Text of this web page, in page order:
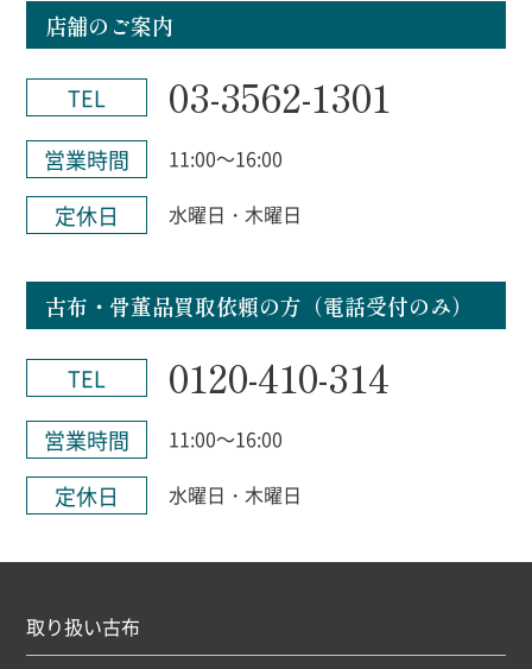
店舗のご案内
TEL 03-3562-1301
営業時間 11:00～16:00
定休日 水曜日・木曜日
古布・骨董品買取依頼の方（電話受付のみ）
TEL 0120-410-314
営業時間 11:00～16:00
定休日 水曜日・木曜日
取り扱い古布